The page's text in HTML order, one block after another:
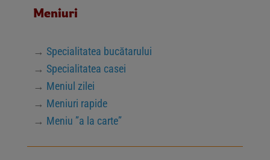
Meniuri
→ Specialitatea bucătarului
→ Specialitatea casei
→ Meniul zilei
→ Meniuri rapide
→ Meniu ”a la carte”